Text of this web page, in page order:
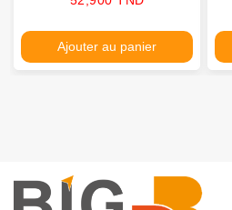
Ajouter au panier